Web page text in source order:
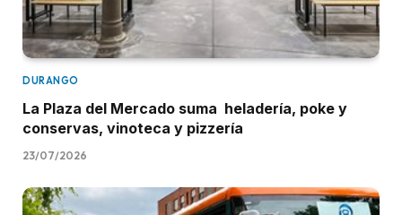
DURANGO
La Plaza del Mercado suma heladería, poke y
conservas, vinoteca y pizzería
23/07/2026